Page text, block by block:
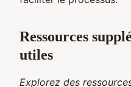
Ressources
utiles
Explorez des